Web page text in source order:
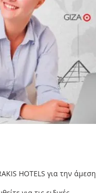
HOTELS για την άμεση